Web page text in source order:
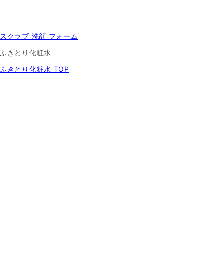
スクラブ 洗顔 フォーム
ふきとり化粧水
ふきとり化粧水 TOP